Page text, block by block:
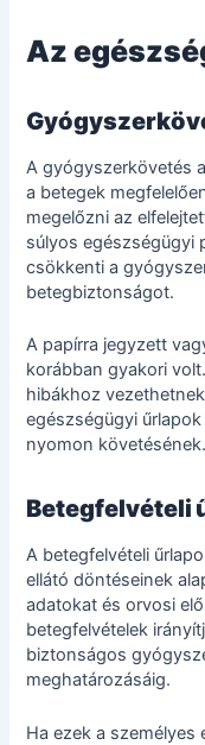
Az
A gyógyszerkövetés
a betegek
megelőzni az
súlyos egészségügyi
csökkenti a
betegbiztonságot.
A papírra jegyzett
korábban gyakori
hibákhoz
egészségügyi
nyomon követésének.
Betegfelvételi
A betegfelvételi
ellátó döntéseinek
adatokat és orvosi
betegfelvételek
biztonságos
meghatározásáig.
Ha ezek a